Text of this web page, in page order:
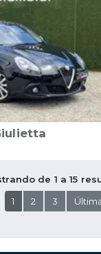
de 1 a 15
1
2 3